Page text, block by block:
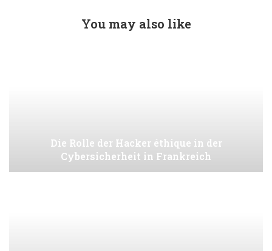
You may also like
Die Rolle der Hacker éthique in der
Cybersicherheit in Frankreich